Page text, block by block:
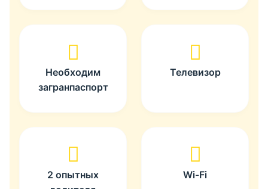
Необходим
загранпаспорт
Телевизор
2 опытных
Wi-Fi